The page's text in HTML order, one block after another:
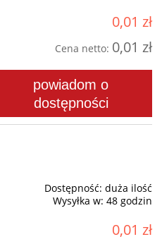
0,01 zł
Cena netto: 0,01 zł
powiadom o
dostępności
Dostępność: duża ilość
Wysyłka w: 48 godzin
0,01 zł